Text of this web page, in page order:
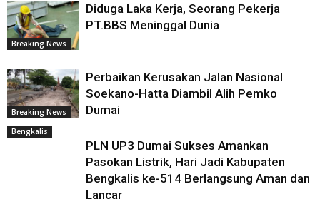
Breaking News
Diduga Laka Kerja, Seorang Pekerja
PT.BBS Meninggal Dunia
Breaking News
Perbaikan Kerusakan Jalan Nasional
Soekano-Hatta Diambil Alih Pemko
Dumai
Bengkalis
PLN UP3 Dumai Sukses Amankan
Pasokan Listrik, Hari Jadi Kabupaten
Bengkalis ke-514 Berlangsung Aman dan
Lancar